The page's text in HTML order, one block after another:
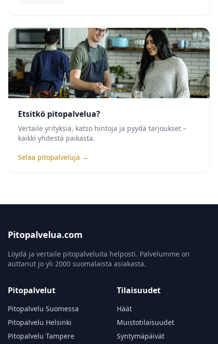
Etsitkö pitopalvelua?
Vertaile yrityksiä, katso hintoja ja pyydä tarjoukset –
kaikki yhdestä paikasta.
Selaa pitopalveluja →
Pitopalvelua.com
Löydä ja vertaile pitopalveluita helposti. Palvelumme on
auttanut jo yli 2000 suomalaista asiakasta.
Pitopalvelut
Pitopalvelu Suomessa
Pitopalvelu Helsinki
Pitopalvelu Tampere
Tilaisuudet
Häät
Muistotilaisuudet
Syntymäpäivät